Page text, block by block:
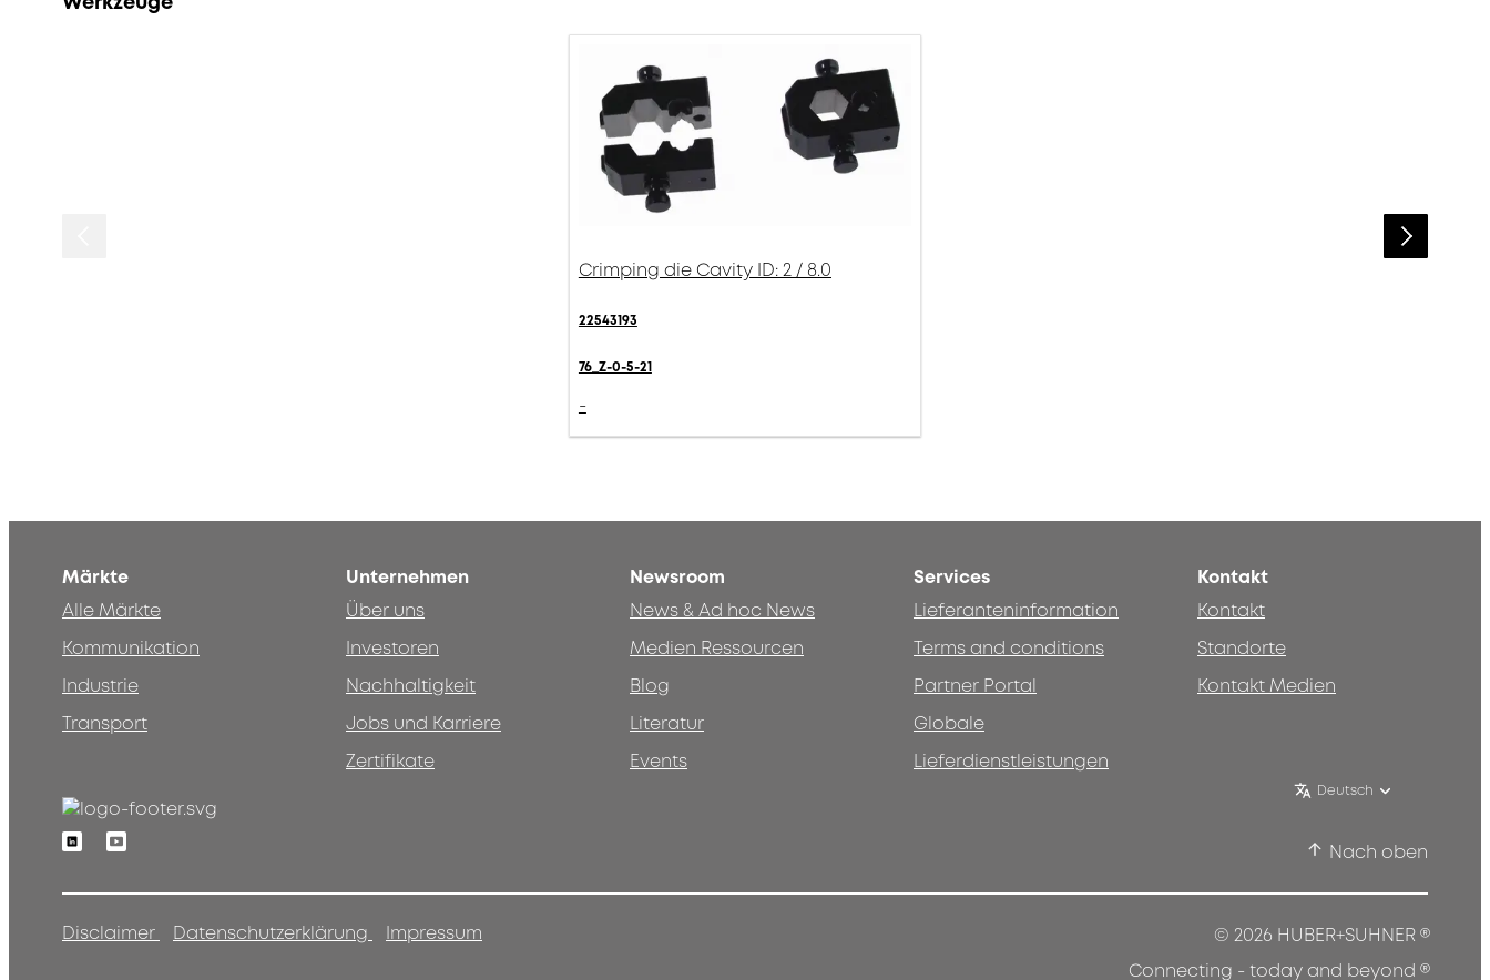
Crimping die Cavity ID: 2 / 8.0
22543193
76_Z-0-5-21
-
Märkte
Alle Märkte
Kommunikation
Industrie
Transport
Unternehmen
Über uns
Investoren
Nachhaltigkeit
Jobs und Karriere
Zertifikate
Newsroom
News & Ad hoc News
Medien Ressourcen
Blog
Literatur
Events
Services
Lieferanteninformation
Terms and conditions
Partner Portal
Globale
Lieferdienstleistungen
Kontakt
Kontakt
Standorte
Kontakt Medien
Deutsch
LinkedinYoutube
Nach oben
Disclaimer Datenschutzerklärung Impressum © 2026 HUBER+SUHNER®
Connecting - today and beyond